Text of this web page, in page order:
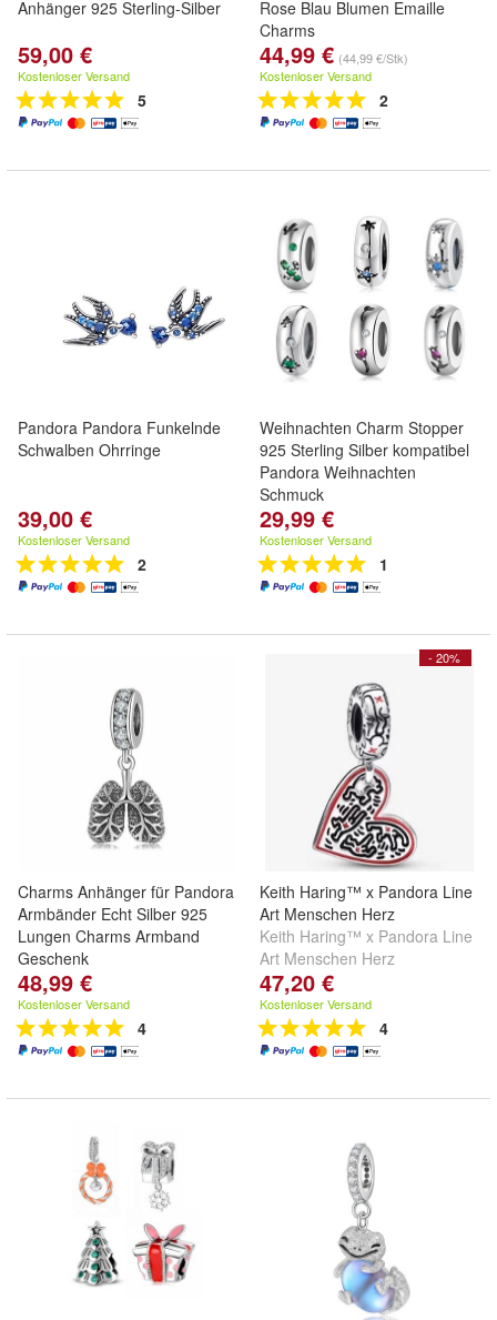
Anhänger 925 Sterling-Silber
59,00 €
Kostenloser Versand
5
Rose Blau Blumen Emaille
Charms
44,99 € (44,99 €/Stk)
Kostenloser Versand
2
Pandora Pandora Funkelnde
Schwalben Ohrringe
39,00 €
Kostenloser Versand
2
Weihnachten Charm Stopper
925 Sterling Silber kompatibel
Pandora Weihnachten
Schmuck
29,99 €
Kostenloser Versand
1
Charms Anhänger für Pandora
Armbänder Echt Silber 925
Lungen Charms Armband
Geschenk
48,99 €
Kostenloser Versand
4
- 20%
Keith Haring™ x Pandora Line
Art Menschen Herz
Keith Haring™ x Pandora Line
Art Menschen Herz
47,20 €
Kostenloser Versand
4